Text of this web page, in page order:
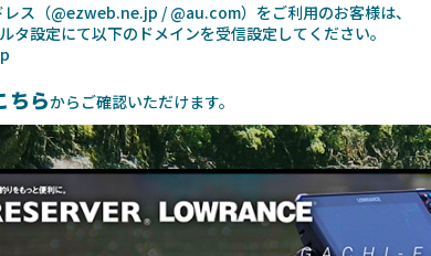
ス（@ezweb.ne.jp / @au.com）をご利用のお客様は、
タ設定にて以下のドメインを受信設定してください。
ちらからご確認いただけます。